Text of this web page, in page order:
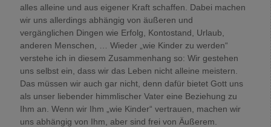
alles alleine und aus eigener Kraft schaffen. Dabei machen
wir uns allerdings abhängig von äußeren und
vergänglichen Dingen wie Erfolg, Kontostand, Urlaub,
anderen Menschen, … Wieder „wie Kinder zu werden“
verstehe ich in diesem Zusammenhang so: Wir gestehen
uns selbst ein, dass wir das Leben nicht alleine meistern.
Das müssen wir auch gar nicht, denn dafür bietet Gott uns
als unser liebender himmlischer Vater eine Beziehung zu
Ihm an. Wenn wir Ihm „wie Kinder“ vertrauen, machen wir
uns abhängig von Ihm, aber sind frei von Äußerem.